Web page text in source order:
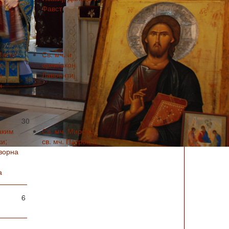
Фавст
23
Св. мч. и
архиѓакон
Лаврентиј
30
Св. мч. Мирон;
св. мч. Патрокло
6